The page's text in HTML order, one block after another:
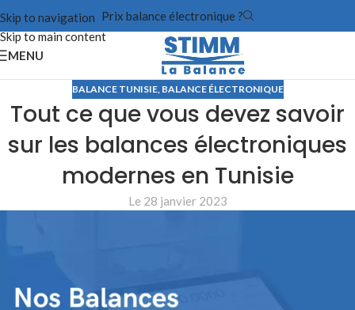
Skip to navigation
Skip to main content
Prix balance électronique ?
MENU
BALANCE TUNISIE, BALANCE ÉLECTRONIQUE
Tout ce que vous devez savoir
sur les balances électroniques
modernes en Tunisie
Le 28 janvier 2023